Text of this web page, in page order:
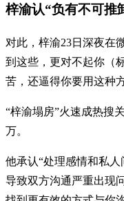
梓渝认“负有不可推
对此，梓渝23日深夜在
到这些，更对不起你（
苦，还逼得你要用这种
“梓渝塌房”火速成热搜
万。
他承认“处理感情和私人
导致双方沟通严重出现